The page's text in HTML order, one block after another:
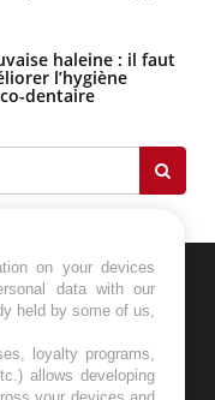
: quels sont
haleine : il faut
l’hygiène
dentaire
on your devices
data with our
held by some of us,
loyalty programs,
allows developing